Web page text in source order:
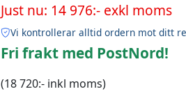
Just nu: 14 976:- exkl moms
Vi kontrollerar alltid ordern mot ditt
Fri frakt med PostNord!
(18 720:- inkl moms)